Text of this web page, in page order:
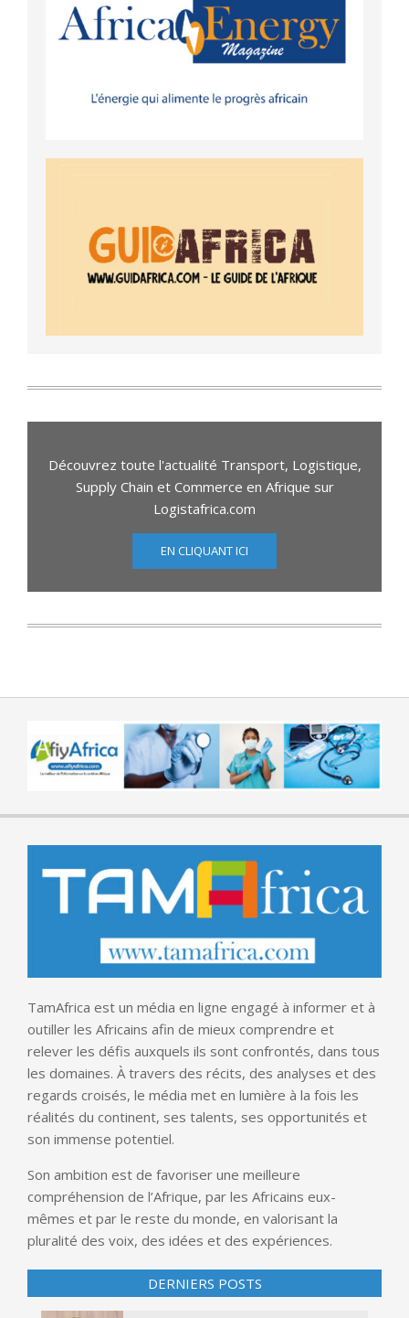
Découvrez toute l'actualité Transport, Logistique,
Supply Chain et Commerce en Afrique sur
Logistafrica.com
EN CLIQUANT ICI
TamAfrica est un média en ligne engagé à informer et à
outiller les Africains afin de mieux comprendre et
relever les défis auxquels ils sont confrontés, dans tous
les domaines. À travers des récits, des analyses et des
regards croisés, le média met en lumière à la fois les
réalités du continent, ses talents, ses opportunités et
son immense potentiel.
Son ambition est de favoriser une meilleure
compréhension de l’Afrique, par les Africains eux-
mêmes et par le reste du monde, en valorisant la
pluralité des voix, des idées et des expériences.
DERNIERS POSTS